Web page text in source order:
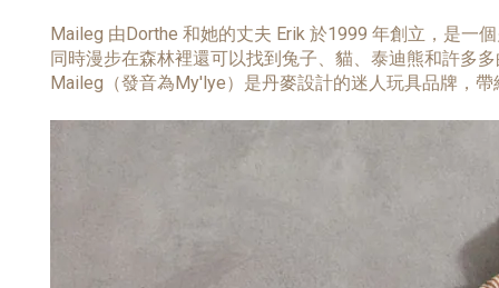
Maileg 由Dorthe 和她的丈夫 Erik 於1999 年創立，是一
同時漫步在森林裡還可以找到兔子、貓、泰迪熊和許多
Maileg（發音為My'lye）是丹麥設計的迷人玩具品牌，